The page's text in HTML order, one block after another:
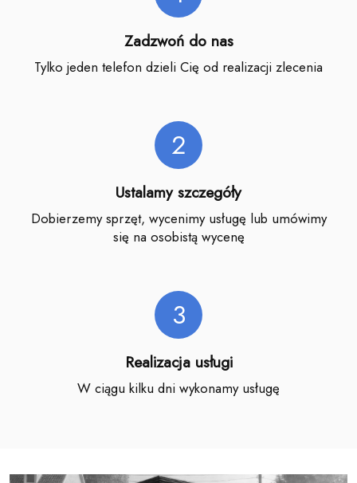
Zadzwoń do nas
Tylko jeden telefon dzieli Cię od realizacji zlecenia
2
Ustalamy szczegóły
Dobierzemy sprzęt, wycenimy usługę lub umówimy
się na osobistą wycenę
3
Realizacja usługi
W ciągu kilku dni wykonamy usługę